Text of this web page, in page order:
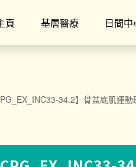
頁 基層醫療 日間中
34.2】骨盆底肌運